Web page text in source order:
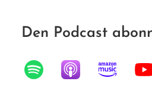
Den Podcast